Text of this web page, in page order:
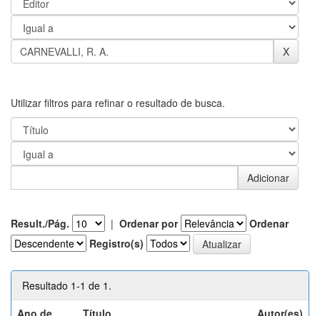
Utilizar filtros para refinar o resultado de busca.
Result./Pág. | Ordenar por
Ordenar
Registro(s)
Resultado 1-1 de 1.
Ano de
Título Autor(es)